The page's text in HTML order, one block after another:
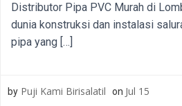
Distributor Pipa PVC Murah di
dunia konstruksi dan instalasi
pipa yang […]
by Puji Kami Birisalatil on Jul 15